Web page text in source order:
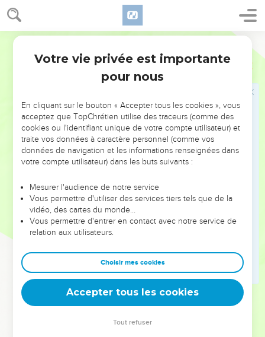
Psaumes 98
1 Psaume. Chantez à l'Eternel un nouveau Cantique ; car il a
fait des choses merveilleuses ; sa droite et le bras de sa
L'Eternel a fait connaître sa délivrance, il a révélé sa justice
devant les yeux des nations.
maison d’Israël ; tous les bouts de la terre ont vu la
délivrance de notre Dieu.
Vous tous habitants de la terre, jetez des cris de
réjouissance à l'Eternel, faites retentir vos cris, chantez de
Psalmodiez à l'Eternel avec la harpe, avec la harpe et avec
une voix mélodieuse.
Jetez des cris de réjouissance avec les trompettes et le son
du cor devant le Roi, l'Eternel.
Que la mer bruie, avec tout ce qu'elle contient, [et] que la
terre et ceux qui y habitent [fassent éclater leurs cris].
Que les fleuves frappent des mains, et que les montagnes
chantent de joie,
Au-devant de l'Eternel ; car il vient pour juger la terre ; il
Votre vie privée est importante
pour nous
En cliquant sur le bouton « Accepter tous les cookies », vous
acceptez que TopChrétien utilise des traceurs (comme des
cookies ou l'identifiant unique de votre compte utilisateur) et
traite vos données à caractère personnel (comme vos
données de navigation et les informations renseignées dans
votre compte utilisateur) dans les buts suivants :
Mesurer l'audience de notre service
Vous permettre d'utiliser des services tiers tels que de la
vidéo, des cartes du monde…
Vous permettre d'entrer en contact avec notre service de
relation aux utilisateurs.
Choisir mes cookies
Accepter tous les cookies
Tout refuser